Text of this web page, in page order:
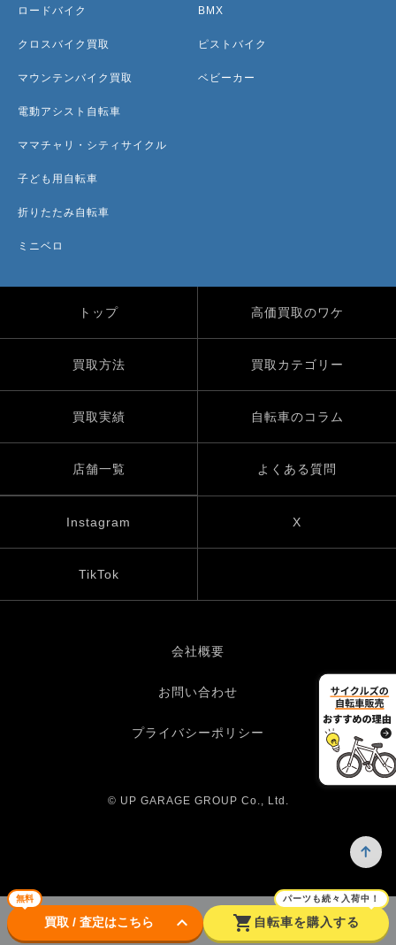
無料
買取 / 査定はこちら keyboard_arrow_down shopping_cart
パーツも続々入荷中！
自転車を購入する
ロードバイク
クロスバイク買取
マウンテンバイク買取
電動アシスト自転車
ママチャリ・シティサイクル
子ども用自転車
折りたたみ自転車
ミニベロ
BMX
ピストバイク
ベビーカー
トップ 高価買取のワケ
買取方法 買取カテゴリー
買取実績 自転車のコラム
店舗一覧 よくある質問
Instagram X
TikTok
会社概要
お問い合わせ
プライバシーポリシー
© UP GARAGE GROUP Co., Ltd.